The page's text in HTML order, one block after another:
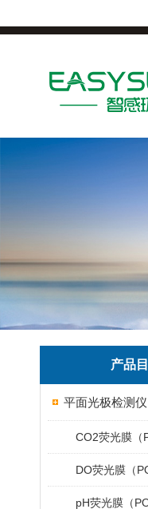
产品
平面光极检测仪
CO2荧光膜（
DO荧光膜（
pH荧光膜（